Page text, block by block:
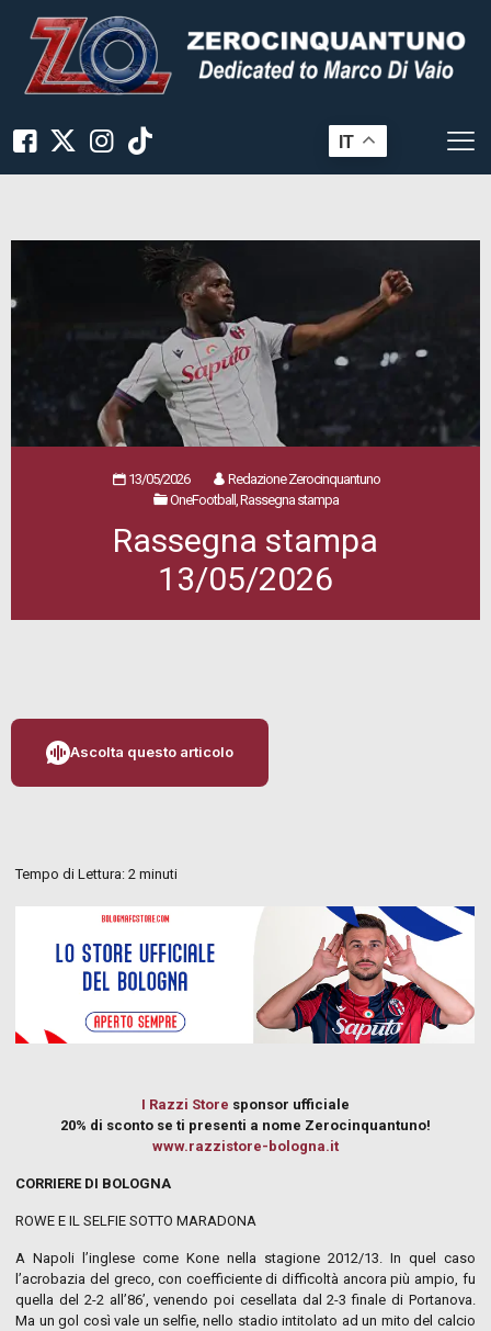
IT
13/05/2026
Redazione Zerocinquantuno
OneFootball, Rassegna stampa
Rassegna stampa
13/05/2026
Ascolta questo articolo
Tempo di Lettura:2 minuti
I Razzi Store sponsor ufficiale
20% di sconto se ti presenti a nome Zerocinquantuno!
www.razzistore-bologna.it
CORRIERE DI BOLOGNA
ROWE E IL SELFIE SOTTO MARADONA
A Napoli l’inglese come Kone nella stagione 2012/13. In quel caso
l’acrobazia del greco, con coefficiente di difficoltà ancora più ampio, fu
quella del 2-2 all’86’, venendo poi cesellata dal 2-3 finale di Portanova.
Ma un gol così vale un selfie, nello stadio intitolato ad un mito del calcio